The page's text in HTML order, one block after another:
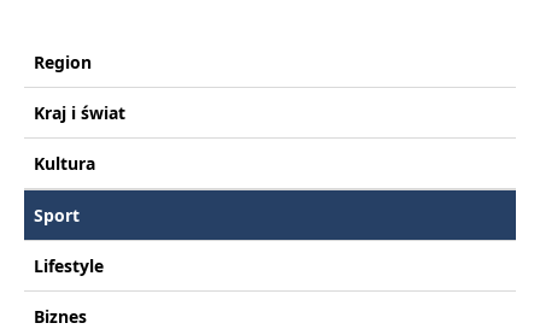
Region
Kraj i świat
Kultura
Sport
Lifestyle
Biznes